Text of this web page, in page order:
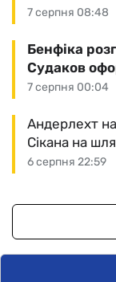
7 серпня 08:48
7 серпня 00:04
Бенфіка
Судаков
6 серпня 22:59
Андерлехт
Сікана на